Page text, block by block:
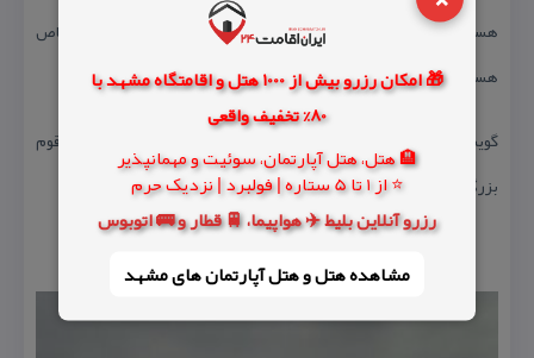
🎁 امکان رزرو بیش از 1000 هتل و اقامتگاه مشهد با
80% تخفیف واقعی
🏨 هتل، هتل آپارتمان، سوئیت و مهمانپذیر
⭐ از 1 تا 5 ستاره | فولبرد | نزدیک حرم
رزرو آنلاین بلیط ✈️ هواپیما، 🚆 قطار و 🚌 اتوبوس
مشاهده هتل و هتل‌ آپارتمان های مشهد
هستند كه در منطقه وكل شهرستان رستم وممسنی زبان زد عام وخاص
هستند .
گویش مردم لری ،مردمی كلاملا با اخلاق ومومن ومذهبی از دیار این قوم
بزرگ منش .